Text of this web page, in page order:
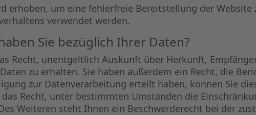
erhoben, um eine fehlerfreie Bereitstellung der
verwendet werden.
Sie bezüglich Ihrer Daten?
Recht, unentgeltlich Auskunft über Herkunft,
zu erhalten. Sie haben außerdem ein Recht, die
zur Datenverarbeitung erteilt haben, können Sie
Recht, unter bestimmten Umständen die
Weiteren steht Ihnen ein Beschwerderecht bei der